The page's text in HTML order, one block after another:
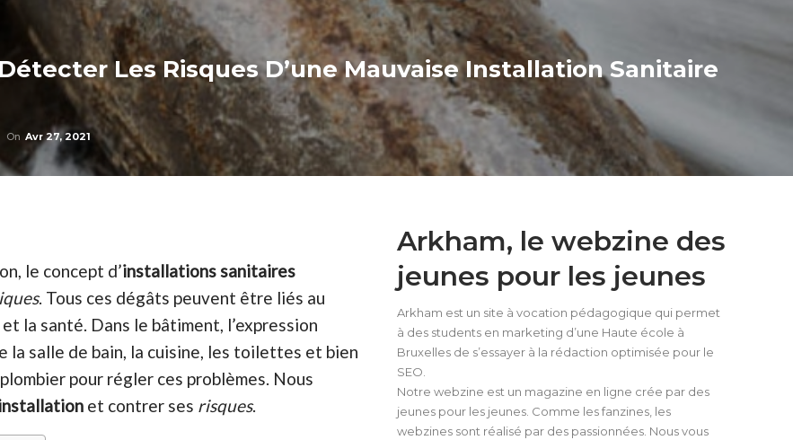
Les Risques D’une Mauvaise Installation Sanitaire
On Avr 27, 2021
le concept d’installations sanitaires
. Tous ces dégâts peuvent être liés au
la santé. Dans le bâtiment, l’expression
la salle de bain, la cuisine, les toilettes et bien
pour régler ces problèmes. Nous
et contrer ses risques.
Arkham, le webzine des
jeunes pour les jeunes
Arkham est un site à vocation pédagogique qui permet
à des students en marketing d’une Haute école à
Bruxelles de s’essayer à la rédaction optimisée pour le
SEO.
Notre webzine est un magazine en ligne crée par des
jeunes pour les jeunes. Comme les fanzines, les
webzines sont réalisé par des passionnées. Nous vous